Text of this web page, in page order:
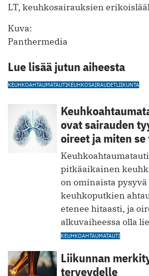
LT, keuhkosairauksien
Kuva:
Panthermedia
Lue lisää jutun aiheesta
KEUHKOAHTAUMATAUTIKEUHKOSAIRAUDETLIIKUNTA
ovat sairauden
oireet ja miten
pitkäaikainen
on ominaista pysyvä
keuhkoputkien
etenee hitaasti, ja
alkuvaiheessa olla
KEUHKOAHTAUMATAUTI
Liikunnan
terveydelle